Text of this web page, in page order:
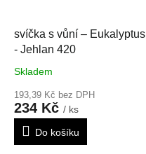
svíčka s vůní – Eukalyptus
- Jehlan 420
Skladem
193,39 Kč bez DPH
234 Kč / ks
Do košíku